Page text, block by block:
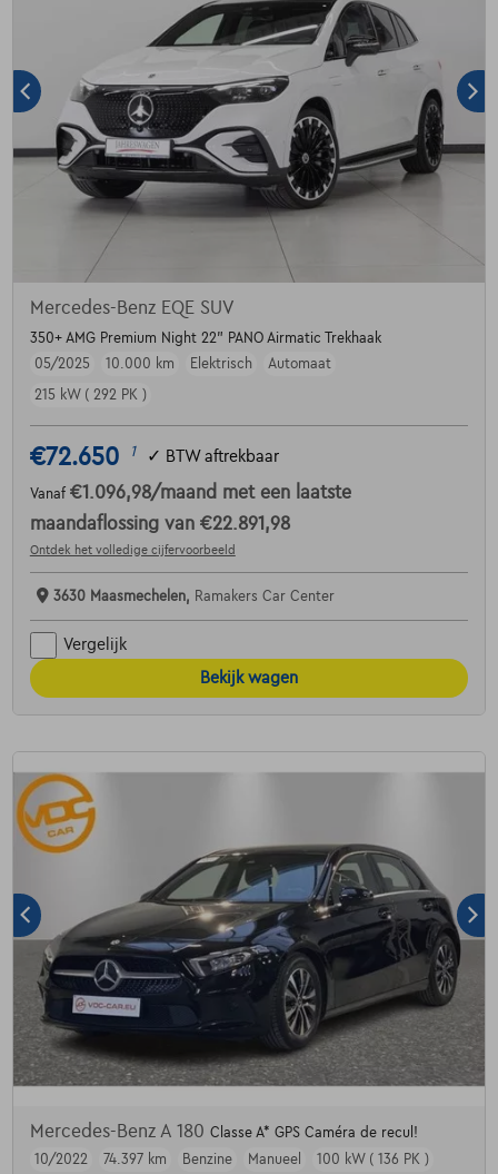
Mercedes-Benz EQE SUV
350+ AMG Premium Night 22" PANO Airmatic Trekhaak
05/2025
10.000 km Elektrisch
Automaat
215 kW ( 292 PK )
€72.650 1 ✓ BTW aftrekbaar
Vanaf €1.096,98/maand met een laatste
maandaflossing van €22.891,98
Ontdek het volledige cijfervoorbeeld
3630 Maasmechelen, Ramakers Car Center
Vergelijk
Bekijk wagen
Mercedes-Benz A 180 Classe A* GPS Caméra de recul!
10/2022
74.397 km Benzine Manueel 100 kW ( 136 PK )